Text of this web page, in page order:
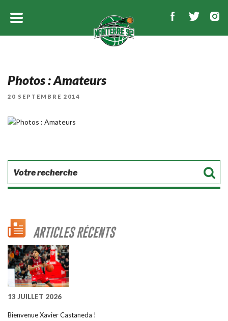
Photos : Amateurs
PUBLIÉ
20 SEPTEMBRE 2014
ARTICLES RÉCENTS
13 JUILLET 2026
Bienvenue Xavier Castaneda !